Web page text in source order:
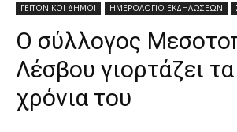
ΓΕΙΤΟΝΙΚΟΙ ΔΗΜΟΙ ΗΜΕΡΟΛΟΓΙΟ ΕΚΔΗΛΩΣΕΩΝ
Ο σύλλογος
Λέσβου γιορτάζει
χρόνια του